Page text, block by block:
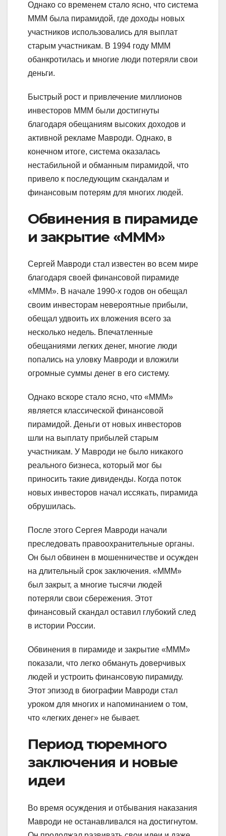
Однако со временем стало ясно, что система
МММ была пирамидой, где доходы новых
участников использовались для выплат
старым участникам. В 1994 году МММ
обанкротилась и многие люди потеряли свои
деньги.
Быстрый рост и привлечение миллионов
инвесторов МММ были достигнуты
благодаря обещаниям высоких доходов и
активной рекламе Мавроди. Однако, в
конечном итоге, система оказалась
нестабильной и обманным пирамидой, что
привело к последующим скандалам и
финансовым потерям для многих людей.
Обвинения в пирамиде
и закрытие «МММ»
Сергей Мавроди стал известен во всем мире
благодаря своей финансовой пирамиде
«МММ». В начале 1990-х годов он обещал
своим инвесторам невероятные прибыли,
обещал удвоить их вложения всего за
несколько недель. Впечатленные
обещаниями легких денег, многие люди
попались на уловку Мавроди и вложили
огромные суммы денег в его систему.
Однако вскоре стало ясно, что «МММ»
является классической финансовой
пирамидой. Деньги от новых инвесторов
шли на выплату прибылей старым
участникам. У Мавроди не было никакого
реального бизнеса, который мог бы
приносить такие дивиденды. Когда поток
новых инвесторов начал иссякать, пирамида
обрушилась.
После этого Сергея Мавроди начали
преследовать правоохранительные органы.
Он был обвинен в мошенничестве и осужден
на длительный срок заключения. «МММ»
был закрыт, а многие тысячи людей
потеряли свои сбережения. Этот
финансовый скандал оставил глубокий след
в истории России.
Обвинения в пирамиде и закрытие «МММ»
показали, что легко обмануть доверчивых
людей и устроить финансовую пирамиду.
Этот эпизод в биографии Мавроди стал
уроком для многих и напоминанием о том,
что «легких денег» не бывает.
Период тюремного
заключения и новые
идеи
Во время осуждения и отбывания наказания
Мавроди не останавливался на достигнутом.